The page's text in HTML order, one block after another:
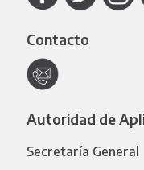
Contacto
Autoridad de
Secretaría General